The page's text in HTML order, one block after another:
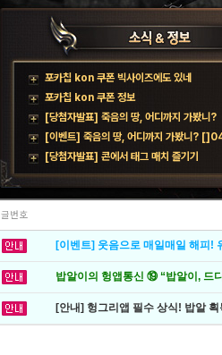
포카칩 kon 쿠폰 빅사이즈에도 있네
포카칩 kon 쿠폰 정보
[당첨자발표] 죽음의 땅, 어디까지 가봤니?
[이벤트] 죽음의 땅, 어디까지 가봤니?
[당첨자발표] 콘에서 태그 매치 즐기기
글번호
[이벤트] 웃음으로 매일매일 해피!
밥알이의 헝앱통신 ⑲ “밥알이, 드
[안내] 헝그리앱 필수 상식! 밥알 획